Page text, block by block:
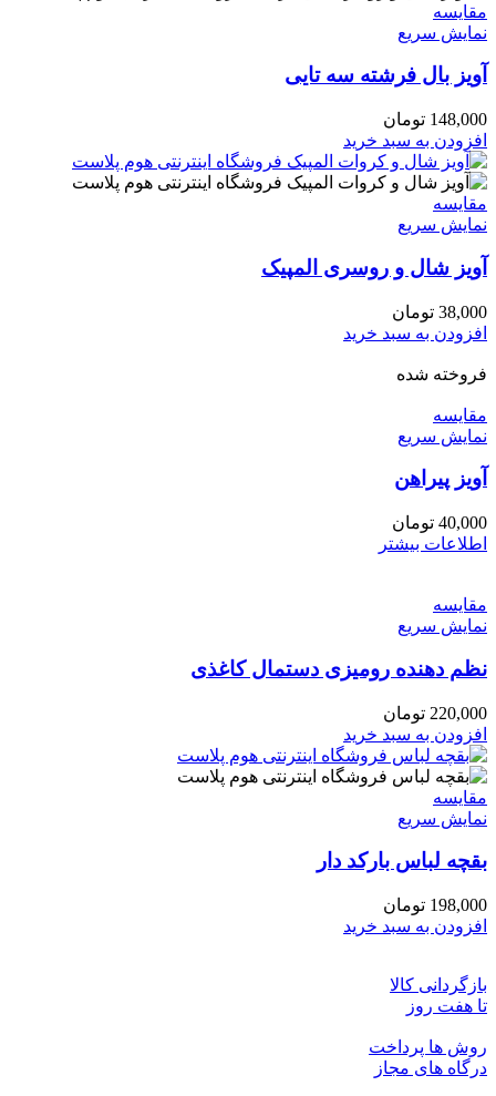
مقايسه
نمایش سریع
آویز بال فرشته سه تایی
148,000 تومان
افزودن به سبد خرید
مقايسه
نمایش سریع
آویز شال و روسری المپیک
38,000 تومان
افزودن به سبد خرید
فروخته شده
مقايسه
نمایش سریع
آویز پیراهن
40,000 تومان
اطلاعات بیشتر
مقايسه
نمایش سریع
نظم دهنده رومیزی دستمال کاغذی
220,000 تومان
افزودن به سبد خرید
مقايسه
نمایش سریع
بقچه لباس بارکد دار
198,000 تومان
افزودن به سبد خرید
بازگردانی کالا
تا هفت روز
روش ها پرداخت
درگاه های مجاز